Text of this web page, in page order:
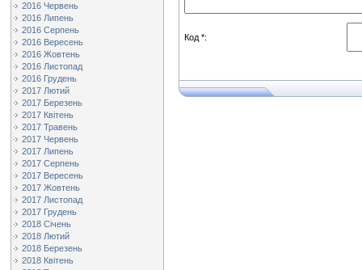
2016 Червень
2016 Липень
2016 Серпень
2016 Вересень
2016 Жовтень
2016 Листопад
2016 Грудень
2017 Лютий
2017 Березень
2017 Квітень
2017 Травень
2017 Червень
2017 Липень
2017 Серпень
2017 Вересень
2017 Жовтень
2017 Листопад
2017 Грудень
2018 Січень
2018 Лютий
2018 Березень
2018 Квітень
Код *: